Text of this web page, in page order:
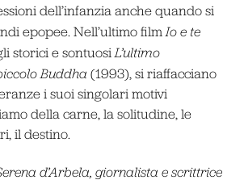
dell’infanzia anche quando si
epopee. Nell’ultimo filmIo e te
storici e sontuosiL’ultimo
Buddha (1993), si riaffacciano
i suoi singolari motivi
della carne, la solitudine, le
il destino.
d’Arbela, giornalista e scrittrice